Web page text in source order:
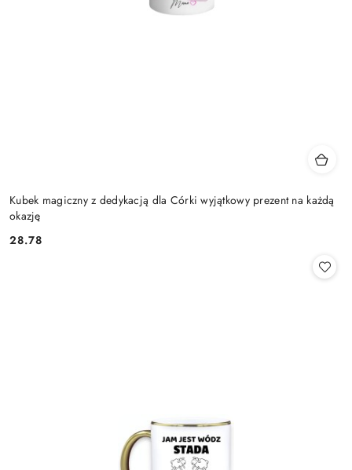
Kubek magiczny z dedykacją dla Córki wyjątkowy prezent na każdą
okazję
Cena:
28.78